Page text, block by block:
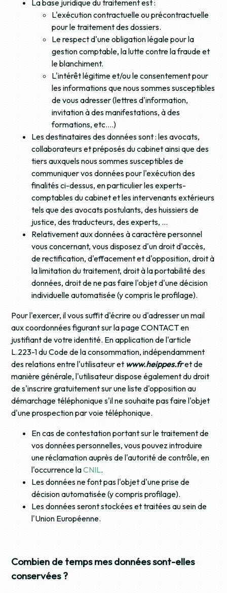
La base juridique du traitement est :
L'exécution contractuelle ou précontractuelle
pour le traitement des dossiers.
Le respect d'une obligation légale pour la
gestion comptable, la lutte contre la fraude et
le blanchiment.
L'intérêt légitime et/ou le consentement pour
les informations que nous sommes susceptibles
de vous adresser (lettres d'information,
invitation à des manifestations, à des
formations, etc.…)
Les destinataires des données sont : les avocats,
collaborateurs et préposés du cabinet ainsi que des
tiers auxquels nous sommes susceptibles de
communiquer vos données pour l'exécution des
finalités ci-dessus, en particulier les experts-
comptables du cabinet et les intervenants extérieurs
tels que des avocats postulants, des huissiers de
justice, des traducteurs, des experts, …
Relativement aux données à caractère personnel
vous concernant, vous disposez d'un droit d'accès,
de rectification, d'effacement et d'opposition, droit à
la limitation du traitement, droit à la portabilité des
données, droit de ne pas faire l'objet d'une décision
individuelle automatisée (y compris le profilage).
Pour l'exercer, il vous suffit d'écrire ou d'adresser un mail
aux coordonnées figurant sur la page CONTACT en
justifiant de votre identité. En application de l'article
L.223-1 du Code de la consommation, indépendamment
des relations entre l'utilisateur et www.heippes.fret de
manière générale, l'utilisateur dispose également du droit
de s'inscrire gratuitement sur une liste d'opposition au
démarchage téléphonique s'il ne souhaite pas faire l'objet
d'une prospection par voie téléphonique.
En cas de contestation portant sur le traitement de
vos données personnelles, vous pouvez introduire
une réclamation auprès de l'autorité de contrôle, en
l'occurrence laCNIL.
Les données ne font pas l'objet d'une prise de
décision automatisée (y compris profilage).
Les données seront stockées et traitées au sein de
l'Union Européenne.
Combien de temps mes données sont-elles
conservées ?